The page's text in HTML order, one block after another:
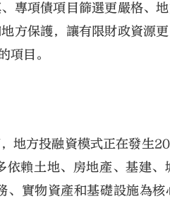
專項債項目篩選更嚴格、
方保護，讓有限財政資源
項目。
地方投融資模式正在發生
賴土地、房地產、基建
實物資產和基礎設施為